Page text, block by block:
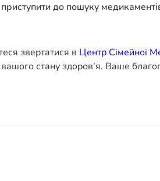
до пошуку
звертатися в Центр Сімейної
стану здоров’я. Ваше